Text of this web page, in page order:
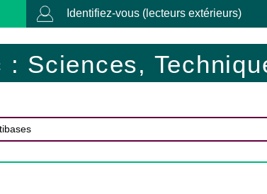
Identifiez-vous (lecteurs extérieurs)
: Sciences,